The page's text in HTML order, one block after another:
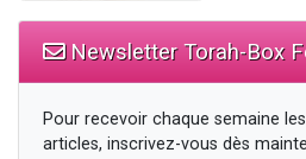
Newsletter Torah-Box
Pour recevoir chaque semaine
articles, inscrivez-vous dès